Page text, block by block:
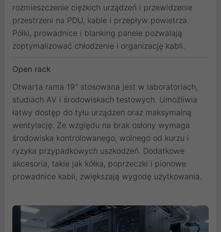
rozmieszczenie ciężkich urządzeń i przewidzenie
przestrzeni na PDU, kable i przepływ powietrza.
Półki, prowadnice i blanking panele pozwalają
zoptymalizować chłodzenie i organizację kabli.
Open rack
Otwarta rama 19" stosowana jest w laboratoriach,
studiach AV i środowiskach testowych. Umożliwia
łatwy dostęp do tyłu urządzeń oraz maksymalną
wentylację. Ze względu na brak osłony wymaga
środowiska kontrolowanego, wolnego od kurzu i
ryzyka przypadkowych uszkodzeń. Dodatkowe
akcesoria, takie jak kółka, poprzeczki i pionowe
prowadnice kabli, zwiększają wygodę użytkowania.